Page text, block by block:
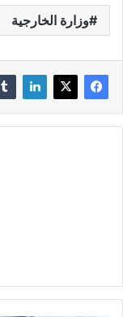
وزارة الخارجية